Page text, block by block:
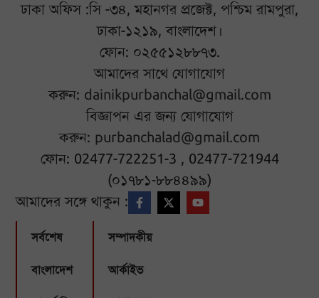
ঢাকা অফিস :সি -৩৪, মহানগর প্রজেক্ট, পশ্চিম রামপুরা,
ঢাকা-১২১৯, বাংলাদেশ।
ফোন: ০২৫৫১২৮৮৭৩.
আমাদের সাথে যোগাযোগ
করুন: dainikpurbanchal@gmail.com
বিজ্ঞাপন এর জন্য যোগাযোগ
করুন: purbanchalad@gmail.com
ফোন: 02477-722251-3 , 02477-721944
(০১৭৮১-৮৮৪৪৯৯)
আমাদের সঙ্গে থাকুন :
সর্বশেষ
বাংলাদেশ
সম্পাদকীয়
আর্কাইভ